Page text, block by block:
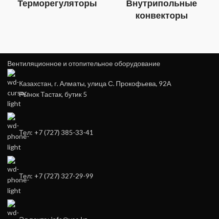
Терморегуляторы
Внутрипольные
конвекторы
Вентиляционное и отопительное оборудование
Казахстан, г. Алматы, улица С. Прокофьева, 92А
Рынок Тастак, бутик 5
Тел: +7 (727) 385-33-41
Тел: +7 (727) 327-29-99